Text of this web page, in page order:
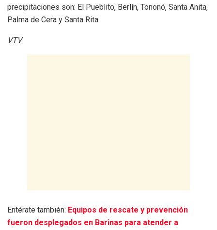
precipitaciones son: El Pueblito, Berlín, Tononó, Santa Anita,
Palma de Cera y Santa Rita.
VTV
Entérate también: Equipos de rescate y prevención
fueron desplegados en Barinas para atender a